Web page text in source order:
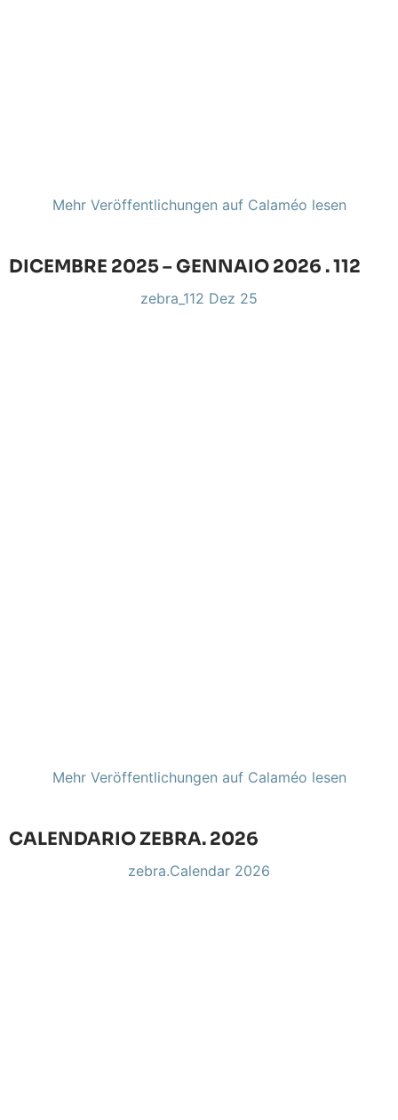
Mehr Veröffentlichungen auf Calaméo lesen
DICEMBRE 2025 – GENNAIO 2026 . 112
zebra_112 Dez 25
Mehr Veröffentlichungen auf Calaméo lesen
CALENDARIO ZEBRA. 2026
zebra.Calendar 2026